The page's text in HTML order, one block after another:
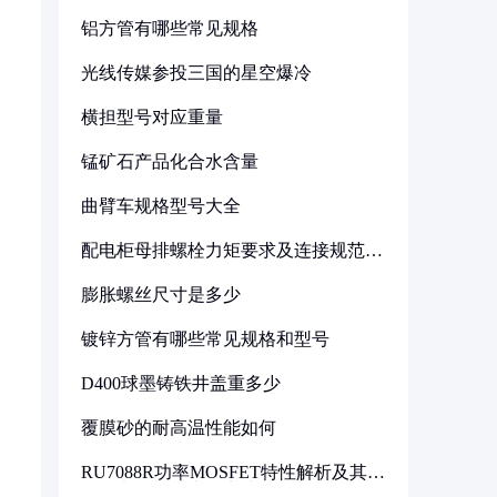
铝方管有哪些常见规格
光线传媒参投三国的星空爆冷
横担型号对应重量
锰矿石产品化合水含量
曲臂车规格型号大全
配电柜母排螺栓力矩要求及连接规范详
膨胀螺丝尺寸是多少
镀锌方管有哪些常见规格和型号
D400球墨铸铁井盖重多少
覆膜砂的耐高温性能如何
RU7088R功率MOSFET特性解析及其在